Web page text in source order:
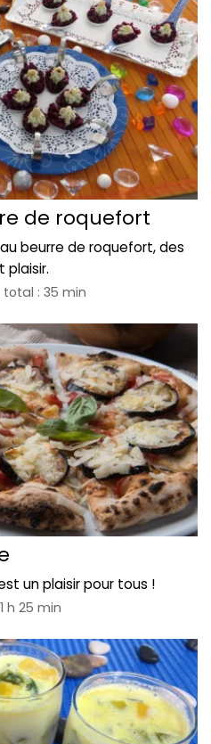
de roquefort
beurre de roquefort, des
plaisir.
total : 35 min
un plaisir pour tous !
h 25 min